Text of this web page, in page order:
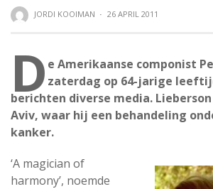
JORDI KOOIMAN · 26 APRIL 2011
D e Amerikaanse componist
zaterdag op 64-jarige
berichten diverse media.
Aviv, waar hij een behandeling
kanker.
‘A magician of
harmony’, noemde